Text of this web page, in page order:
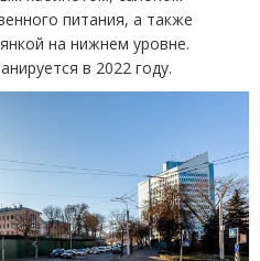
питания, а также
на нижнем уровне.
в 2022 году.